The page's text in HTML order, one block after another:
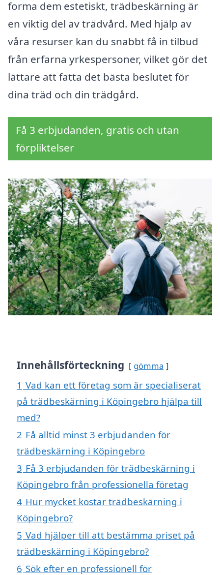
forma dem estetiskt, trädbeskärning är
en viktig del av trädvård. Med hjälp av
våra resurser kan du snabbt få in tilbud
från erfarna yrkespersoner, vilket gör det
lättare att fatta det bästa beslutet för
dina träd och din trädgård.
Få 3 erbjudanden, gratis och utan
förpliktelser
Innehållsförteckning gömma
1 Vad kan ett företag som är specialiserat
på trädbeskärning i Köpingebro hjälpa till
med?
2 Få alltid minst 3 erbjudanden för
trädbeskärning i Köpingebro
3 Få 3 erbjudanden för trädbeskärning i
Köpingebro från professionella företag
4 Hur mycket kostar trädbeskärning i
Köpingebro?
5 Vad hjälper till att bestämma priset på
trädbeskärning i Köpingebro?
6 Sök efter en professionell för